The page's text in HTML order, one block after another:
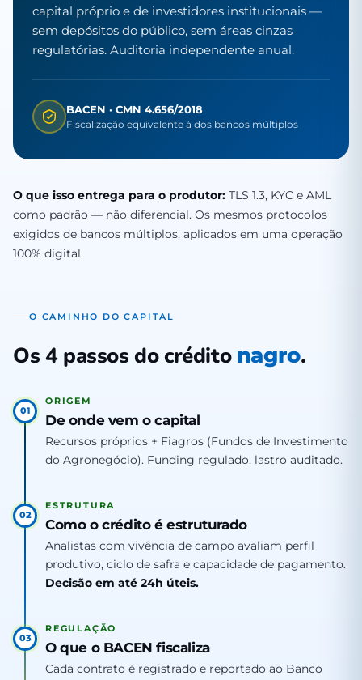
capital próprio e de investidores institucionais —
sem depósitos do público, sem áreas cinzas
regulatórias. Auditoria independente anual.
BACEN · CMN 4.656/2018
Fiscalização equivalente à dos bancos múltiplos
O que isso entrega para o produtor: TLS 1.3, KYC e AML
como padrão — não diferencial. Os mesmos protocolos
exigidos de bancos múltiplos, aplicados em uma operação
100% digital.
O CAMINHO DO CAPITAL
Os 4 passos do crédito nagro.
01
ORIGEM
De onde vem o capital
Recursos próprios + Fiagros (Fundos de Investimento
do Agronegócio). Funding regulado, lastro auditado.
02
ESTRUTURA
Como o crédito é estruturado
Analistas com vivência de campo avaliam perfil
produtivo, ciclo de safra e capacidade de pagamento.
Decisão em até 24h úteis.
03
REGULAÇÃO
O que o BACEN fiscaliza
Cada contrato é registrado e reportado ao Banco